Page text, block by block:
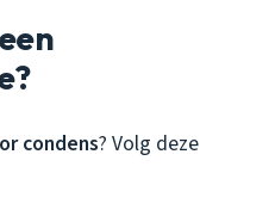
condens? Volg deze